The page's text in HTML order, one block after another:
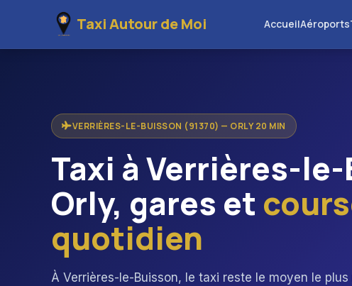
Taxi Autour de Moi AccueilAéroports
VERRIÈRES-LE-BUISSON (91370) — ORLY 20 MIN
Taxi à Verrières-
Orly, gares et
quotidien
À Verrières-le-Buisson, le taxi reste le moyen le